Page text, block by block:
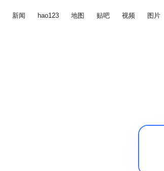
新闻 hao123 地图 贴吧 视频 图片